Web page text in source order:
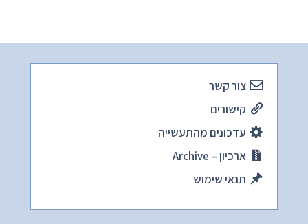
צור קשר
קישורים
עדכונים מהתעשייה
ארכיון – Archive
תנאי שימוש